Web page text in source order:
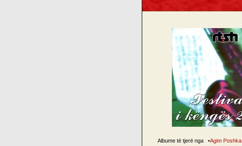
Albume të tjerë nga •Agim Poshka